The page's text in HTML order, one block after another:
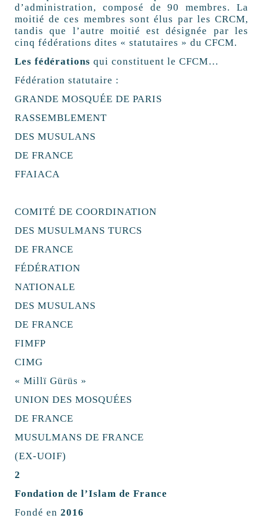
d’administration, composé de 90 membres. La
moitié de ces membres sont élus par les CRCM,
tandis que l’autre moitié est désignée par les
cinq fédérations dites « statutaires » du CFCM.
Les fédérations qui constituent le CFCM…
Fédération statutaire :
GRANDE MOSQUÉE DE PARIS
RASSEMBLEMENT
DES MUSULANS
DE FRANCE
FFAIACA
COMITÉ DE COORDINATION
DES MUSULMANS TURCS
DE FRANCE
FÉDÉRATION
NATIONALE
DES MUSULANS
DE FRANCE
FIMFP
CIMG
« Millï Gürüs »
UNION DES MOSQUÉES
DE FRANCE
MUSULMANS DE FRANCE
(EX-UOIF)
2
Fondation de l’Islam de France
Fondé en 2016